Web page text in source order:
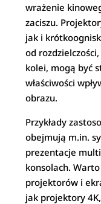
wrażenie
zaciszu.
jak i
od
kolei, mogą być
właściwości
obrazu.
Przykłady
obejmują m.in.
prezentacje
konsolach.
projektorów i
jak projektory